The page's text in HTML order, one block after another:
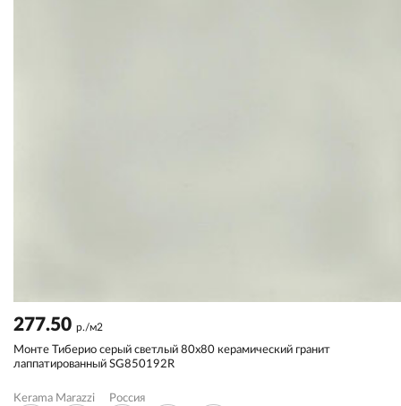
277.50 р./м2
Монте Тиберио серый светлый 80x80 керамический гранит
лаппатированный SG850192R
Kerama Marazzi Россия